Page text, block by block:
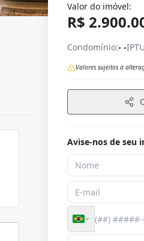
Valor do imóvel:
R$
Condomínio:- -
Valores sujeitos a
Avise-nos de seu